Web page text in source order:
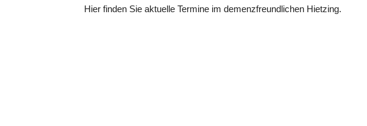
–
Hier finden Sie aktuelle Termine im demenzfreundlichen Hietzing.